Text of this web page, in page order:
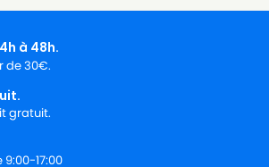
GOLDSTAR TB 39
GOLDSTAR TURBO 2700
GOLDSTAR TURBO 2900
à 48h.
de 30€.
gratuit.
9:00-17:00